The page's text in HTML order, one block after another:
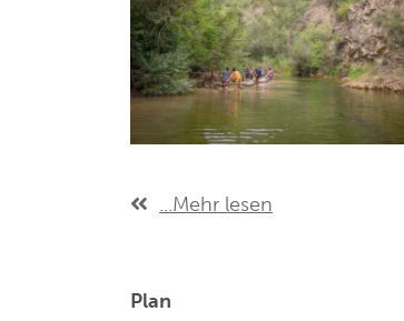
...Mehr lesen
Plan